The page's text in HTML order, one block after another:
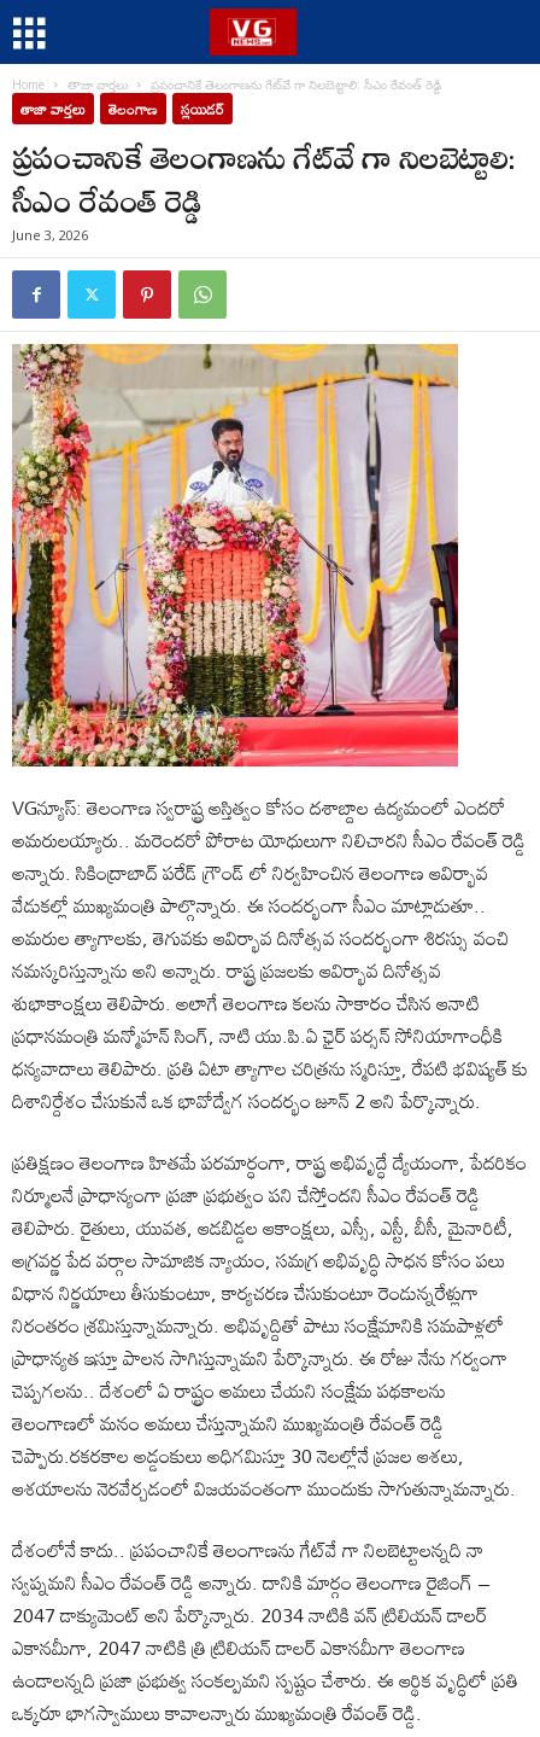
Home తాజా వార్తలు ప్రపంచానికే తెలంగాణను గేట్‌వే గా నిలబెట్టాలి: సీఎం రేవంత్ రెడ్డి
తాజా వార్తలు తెలంగాణ స్లయిడర్
ప్రపంచానికే తెలంగాణను గేట్‌వే గా నిలబెట్టాలి:
సీఎం రేవంత్ రెడ్డి
June 3, 2026
VGన్యూస్: తెలంగాణ స్వరాష్ట్ర అస్తిత్వం కోసం దశాబ్దాల ఉద్యమంలో ఎందరో
అమరులయ్యారు.. మరెందరో పోరాట యోధులుగా నిలిచారని సీఎం రేవంత్ రెడ్డి
అన్నారు. సికింద్రాబాద్ పరేడ్ గ్రౌండ్ లో నిర్వహించిన తెలంగాణ ఆవిర్భావ
వేడుకల్లో ముఖ్యమంత్రి పాల్గొన్నారు. ఈ సందర్భంగా సీఎం మాట్లాడుతూ..
అమరుల త్యాగాలకు, తెగువకు ఆవిర్భావ దినోత్సవ సందర్భంగా శిరస్సు వంచి
నమస్కరిస్తున్నాను అని అన్నారు. రాష్ట్ర ప్రజలకు ఆవిర్భావ దినోత్సవ
శుభాకాంక్షలు తెలిపారు. అలాగే తెలంగాణ కలను సాకారం చేసిన ఆనాటి
ప్రధానమంత్రి మన్మోహన్ సింగ్, నాటి యు.పి.ఏ ఛైర్ పర్సన్ సోనియాగాంధీకి
ధన్యవాదాలు తెలిపారు. ప్రతి ఏటా త్యాగాల చరిత్రను స్మరిస్తూ, రేపటి భవిష్యత్ కు
దిశానిర్దేశం చేసుకునే ఒక భావోద్వేగ సందర్భం జూన్ 2 అని పేర్కొన్నారు.
ప్రతిక్షణం తెలంగాణ హితమే పరమార్ధంగా, రాష్ట్ర అభివృద్ధే ద్యేయంగా, పేదరికం
నిర్మూలనే ప్రాధాన్యంగా ప్రజా ప్రభుత్వం పని చేస్తోందని సీఎం రేవంత్ రెడ్డి
తెలిపారు. రైతులు, యువత, ఆడబిడ్డల ఆకాంక్షలు, ఎస్సీ, ఎస్టీ, బీసీ, మైనారిటీ,
అగ్రవర్ణ పేద వర్గాల సామాజిక న్యాయం, సమగ్ర అభివృద్ధి సాధన కోసం పలు
విధాన నిర్ణయాలు తీసుకుంటూ, కార్యచరణ చేసుకుంటూ రెండున్నరేళ్లుగా
నిరంతరం శ్రమిస్తున్నామన్నారు. అభివృద్దితో పాటు సంక్షేమానికి సమపాళ్లలో
ప్రాధాన్యత ఇస్తూ పాలన సాగిస్తున్నామని పేర్కొన్నారు. ఈ రోజు నేను గర్వంగా
చెప్పగలను.. దేశంలో ఏ రాష్ట్రం అమలు చేయని సంక్షేమ పథకాలను
తెలంగాణలో మనం అమలు చేస్తున్నామని ముఖ్యమంత్రి రేవంత్ రెడ్డి
చెప్పారు.రకరకాల అడ్డంకులు అధిగమిస్తూ 30 నెలల్లోనే ప్రజల ఆశలు,
ఆశయాలను నెరవేర్చడంలో విజయవంతంగా ముందుకు సాగుతున్నామన్నారు.
దేశంలోనే కాదు.. ప్రపంచానికే తెలంగాణను గేట్‌వే గా నిలబెట్టాలన్నది నా
స్వప్నమని సీఎం రేవంత్ రెడ్డి అన్నారు. దానికి మార్గం తెలంగాణ రైజింగ్ –
2047 డాక్యుమెంట్ అని పేర్కొన్నారు. 2034 నాటికి వన్ ట్రిలియన్ డాలర్
ఎకానమీగా, 2047 నాటికి త్రి ట్రిలియన్ డాలర్ ఎకానమీగా తెలంగాణ
ఉండాలన్నది ప్రజా ప్రభుత్వ సంకల్పమని స్పష్టం చేశారు. ఈ ఆర్థిక వృద్ధిలో ప్రతి
ఒక్కరూ భాగస్వాములు కావాలన్నారు ముఖ్యమంత్రి రేవంత్ రెడ్డి.